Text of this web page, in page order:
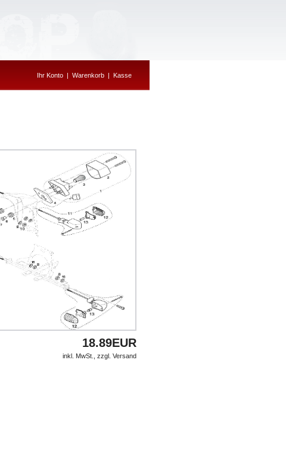
Ihr Konto | Warenkorb | Kasse
18.89EUR
inkl. MwSt., zzgl. Versand